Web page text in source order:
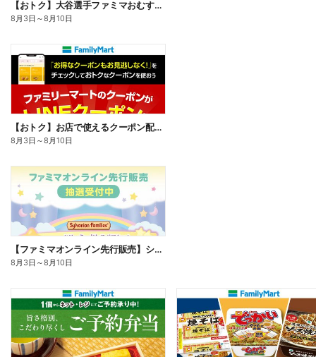
【おトク】大谷選手ファミマおむすび割
8月3日 ～8月10日
【おトク】お店で使えるクーポン配信中
8月3日 ～8月10日
【ファミマオンライン先行販売】シルバニアファミリー
8月3日 ～8月10日